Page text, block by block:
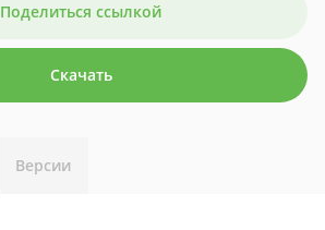
Поделиться ссылкой
Скачать
Версии